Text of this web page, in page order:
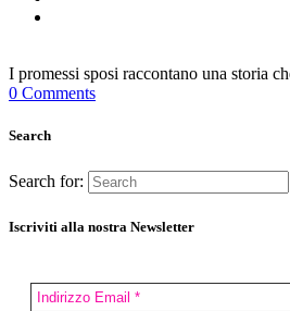
I promessi sposi raccontano una storia
0 Comments
Search
Search for:
Iscriviti alla nostra Newsletter